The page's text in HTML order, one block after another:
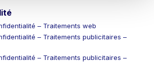
– Traitements web
– Traitements publicitaires –
– Traitements publicitaires –